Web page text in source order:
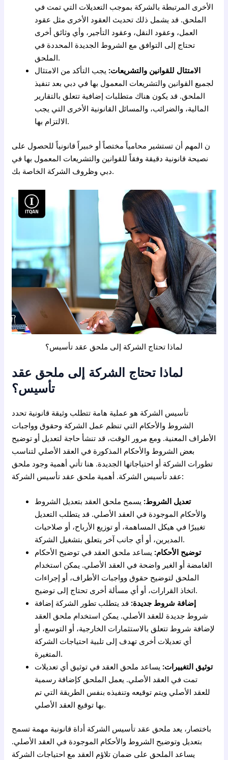
الأخرى المرتبطة بالشركة بموجب التعديلات التي تمت في
الملحق. قد يشمل ذلك تحديث العقود الأخرى مثل عقود
العمل، وعقود النقل، وعقود التأجير، وأي وثائق أخرى
تحتاج إلى التوافق مع الشروط الجديدة المحددة في
الملحق.
الامتثال للقوانين والتشريعات: يجب التأكد من الامتثال
لجميع القوانين والتشريعات المعمول بها في دبي بعد تنفيذ
الملحق. قد يكون هناك متطلبات إضافية تتعلق بالتقارير
المالية، والضرائب، والمسائل القانونية الأخرى التي يجب
الالتزام بها.
ن المهم أن تستشير محامياً مختصاً أو خبيراً قانونياً للحصول على
نصيحة قانونية دقيقة وفقاً للقوانين والتشريعات المعمول بها في
دبي وظروف الشركة الخاصة بك.
لماذا تحتاج الشركة إلى ملحق عقد تأسيس؟
لماذا تحتاج الشركة إلى ملحق عقد
تأسيس؟
تأسيس الشركة هو عملية هامة تتطلب وثيقة قانونية تحدد
الشروط والأحكام التي تنظم عمل الشركة وحقوق وواجبات
الأطراف المعنية. ومع مرور الوقت، قد تنشأ حاجة لتعديل أو توضيح
بعض الشروط والأحكام المذكورة في العقد الأصلي لتناسب
تطورات الشركة أو احتياجاتها الجديدة. هنا تأتي أهمية وجود ملحق
عقد تأسيس الشركة. أهمية ملحق عقد تأسيس الشركة:
تعديل الشروط: يسمح ملحق العقد بتعديل الشروط
والأحكام الموجودة في العقد الأصلي. قد يتطلب التعديل
تغييرًا في هيكل المساهمة، أو توزيع الأرباح، أو صلاحيات
المديرين، أو أي جانب آخر يتعلق بتشغيل الشركة.
توضيح الأحكام: يساعد ملحق العقد في توضيح الأحكام
الغامضة أو الغير واضحة في العقد الأصلي. يمكن استخدام
الملحق لتوضيح حقوق وواجبات الأطراف، أو إجراءات
اتخاذ القرارات، أو أي مسألة أخرى تحتاج إلى توضيح.
إضافة شروط جديدة: قد يتطلب تطور الشركة إضافة
شروط جديدة للعقد الأصلي. يمكن استخدام ملحق العقد
لإضافة شروط تتعلق بالاستثمارات الخارجية، أو التوسع، أو
أي تعديلات أخرى تهدف إلى تلبية احتياجات الشركة
المتغيرة.
توثيق التغييرات: يساعد ملحق العقد في توثيق أي تعديلات
تمت في العقد الأصلي. يعمل الملحق كإضافة رسمية
للعقد الأصلي ويتم توقيعه وتنفيذه بنفس الطريقة التي تم
بها توقيع العقد الأصلي.
باختصار، يعد ملحق عقد تأسيس الشركة أداة قانونية مهمة تسمح
بتعديل وتوضيح الشروط والأحكام الموجودة في العقد الأصلي.
يساعد الملحق على ضمان تلاؤم العقد مع احتياجات الشركة